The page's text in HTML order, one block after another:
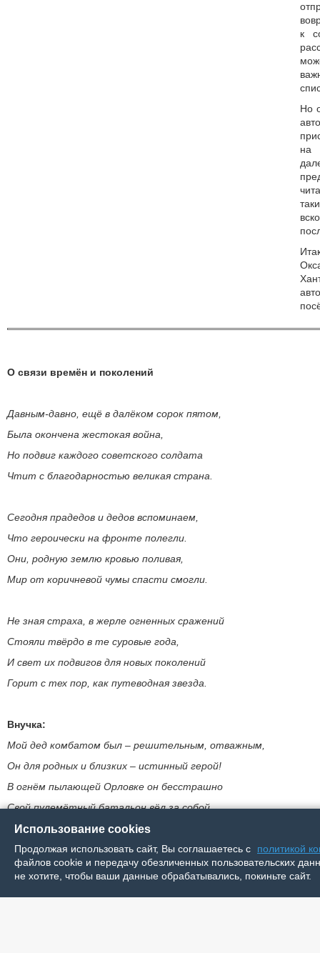
к
Но
на
О связи времён и поколений
Давным-давно, ещё в далёком сорок пятом,
Была окончена жестокая война,
Но подвиг каждого советского солдата
Чтит с благодарностью великая страна.
Сегодня прадедов и дедов вспоминаем,
Что героически на фронте полегли.
Они, родную землю кровью поливая,
Мир от коричневой чумы спасти смогли.
Не зная страха, в жерле огненных сражений
Стояли твёрдо в те суровые года,
И свет их подвигов для новых поколений
Горит с тех пор, как путеводная звезда.
Внучка:
Мой дед комбатом был – решительным, отважным,
Он для родных и близких – истинный герой!
В огнём пылающей Орловке он бесстрашно
Свой пулемётный батальон вёл за собой.
Навечно юным в нашей памяти остался –
В сорок втором году он без вести пропал.
Использование cookies
Продолжая использовать сайт, Вы соглашаетесь с
политикой
файлов cookie и передачу обезличенных пользовательских
не хотите, чтобы ваши данные обрабатывались, покиньте сайт.